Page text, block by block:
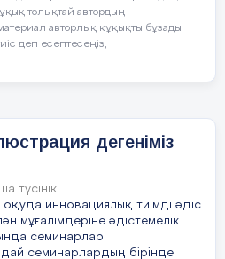
қоғамдағы бағалануы
тікелей байланысты.
білім беру
арттырады, бұл өз
мамандықтарының
тұрақтылық
тұрақтылығы
тұрақтылығына
бейнелеудің асқан шебері,
толықтай автордың
авторлық құқықты бұзады
деп есептесеңіз,
дегеніміз
түсінік
инновациялық тиімді әдіс
мұғалімдеріне әдістемелік
семинарлар
семинарлардың бірінде